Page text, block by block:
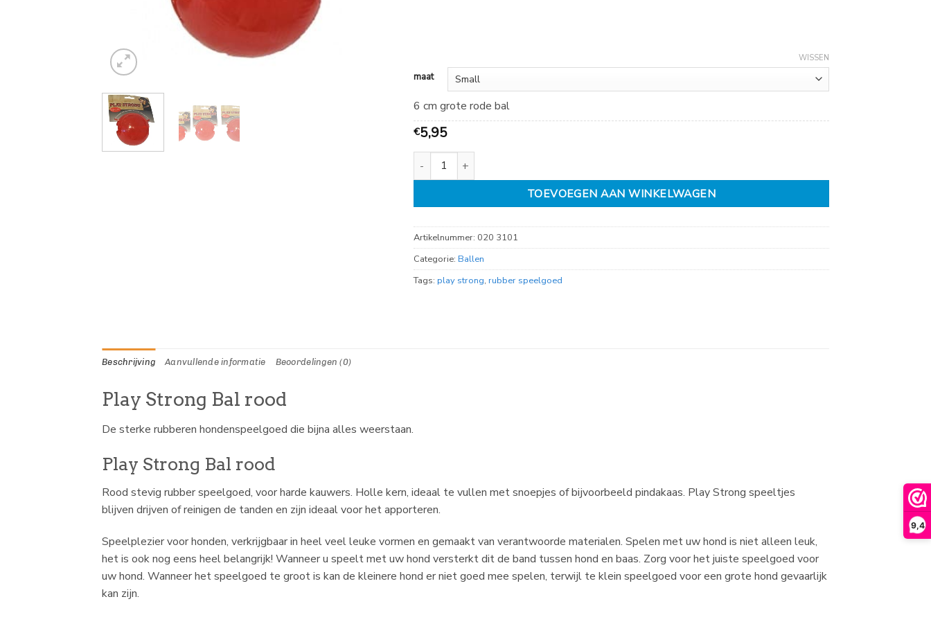
9,4
maat
WISSEN
6 cm grote rode bal
€5,95
Play Strong Bal rood aantal
TOEVOEGEN AAN WINKELWAGEN
Artikelnummer: 020 3101
Categorie: Ballen
Tags: play strong, rubber speelgoed
Beschrijving Aanvullende informatie Beoordelingen (0)
Play Strong Bal rood
De sterke rubberen hondenspeelgoed die bijna alles weerstaan.
Play Strong Bal rood
Rood stevig rubber speelgoed, voor harde kauwers. Holle kern, ideaal te vullen met snoepjes of bijvoorbeeld pindakaas. Play Strong speeltjes
blijven drijven of reinigen de tanden en zijn ideaal voor het apporteren.
Speelplezier voor honden, verkrijgbaar in heel veel leuke vormen en gemaakt van verantwoorde materialen. Spelen met uw hond is niet alleen leuk,
het is ook nog eens heel belangrijk! Wanneer u speelt met uw hond versterkt dit de band tussen hond en baas. Zorg voor het juiste speelgoed voor
uw hond. Wanneer het speelgoed te groot is kan de kleinere hond er niet goed mee spelen, terwijl te klein speelgoed voor een grote hond gevaarlijk
kan zijn.